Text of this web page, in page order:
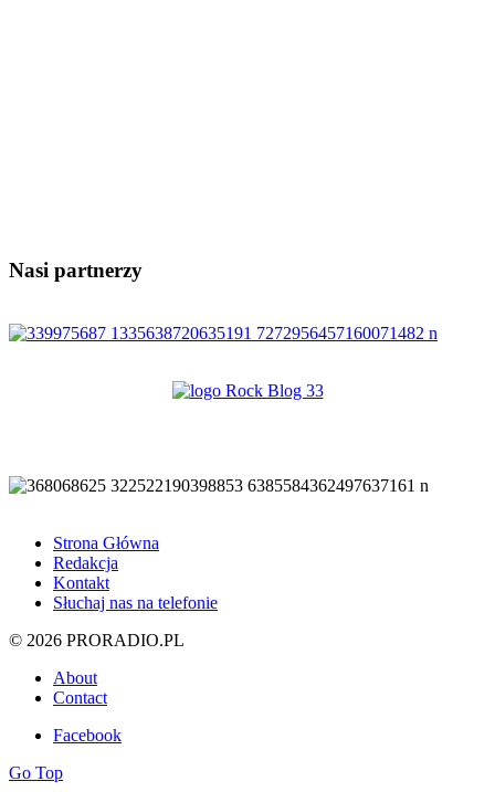
Nasi partnerzy
Strona Główna
Redakcja
Kontakt
Słuchaj nas na telefonie
© 2026 PRORADIO.PL
About
Contact
Facebook
Go Top